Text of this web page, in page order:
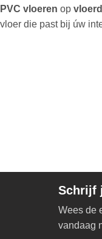
PVC vloeren op
vloer die past bij úw
Schrijf
Wees de
vandaag